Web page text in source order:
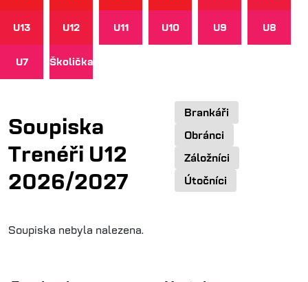
U13 U12 U11 U10 U9 U8
U7 Školička
Soupiska
Trenéři U12
2026/2027
Brankáři
Obránci
Záložníci
Útočníci
Soupiska nebyla nalezena.